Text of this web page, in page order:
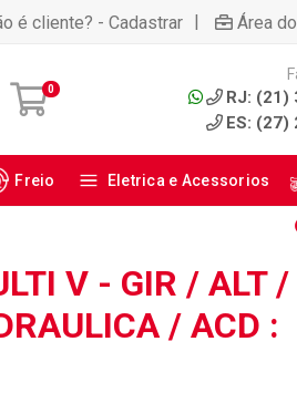
é cliente? - Cadastrar | Área
0
RJ: (21)
ES: (27)
Freio Eletrica e Acessorios
V - GIR / ALT
/ ACD :